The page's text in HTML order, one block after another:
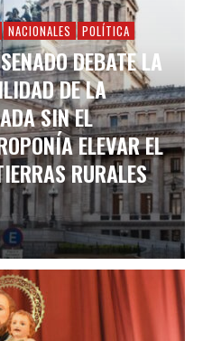
NACIONALES POLÍTICA
DEBATE LA
DE LA
SIN EL
ELEVAR EL
RURALES